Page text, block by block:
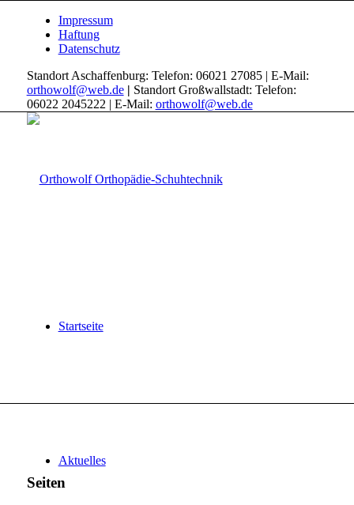
Impressum
Haftung
Datenschutz
Standort Aschaffenburg: Telefon: 06021 27085 | E-Mail:
orthowolf@web.de | Standort Großwallstadt: Telefon:
06022 2045222 | E-Mail: orthowolf@web.de
Startseite
Aktuelles
Seiten